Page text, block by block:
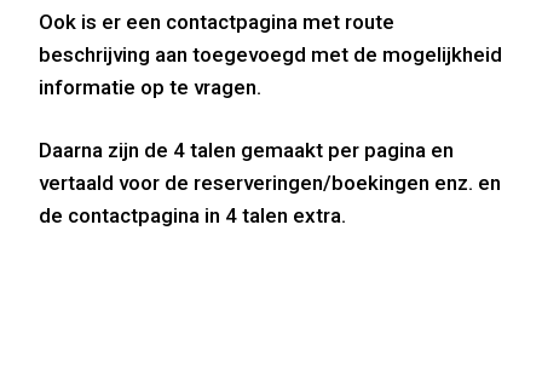
Ook is er een contactpagina met route
beschrijving aan toegevoegd met de mogelijkheid
informatie op te vragen.
Daarna zijn de 4 talen gemaakt per pagina en
vertaald voor de reserveringen/boekingen enz. en
de contactpagina in 4 talen extra.